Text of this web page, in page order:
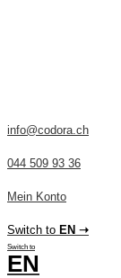
info@codora.ch
044 509 93 36
Mein Konto
Switch to EN ➝
Switch to
EN